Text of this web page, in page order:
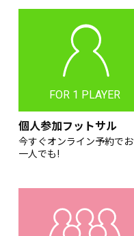
FOR 1 PLAYER
個人参加フットサル
今すぐオンライン予約でお
一人でも!